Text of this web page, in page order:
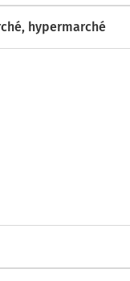
hypermarché